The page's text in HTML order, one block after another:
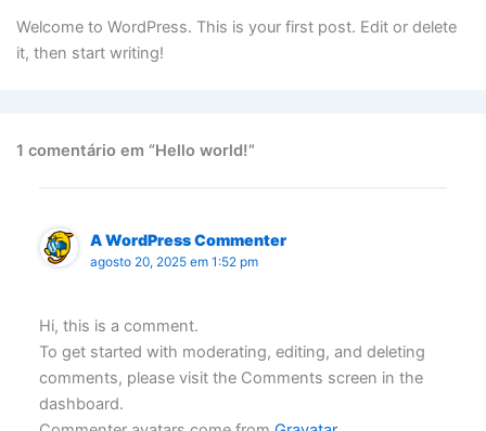
Welcome to WordPress. This is your first post. Edit or delete
it, then start writing!
1 comentário em “Hello world!”
A WordPress Commenter
agosto 20, 2025 em 1:52 pm
Hi, this is a comment.
To get started with moderating, editing, and deleting
comments, please visit the Comments screen in the
dashboard.